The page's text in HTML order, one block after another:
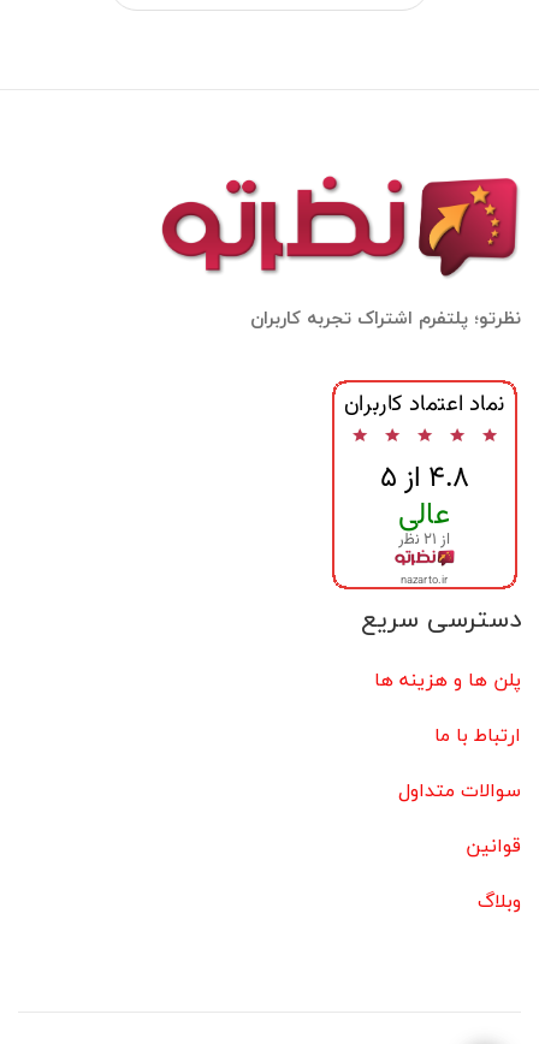
نظرتو؛ پلتفرم اشتراک تجربه کاربران
دسترسی سریع
پلن ها و هزینه ها
ارتباط با ما
سوالات متداول
قوانین
وبلاگ